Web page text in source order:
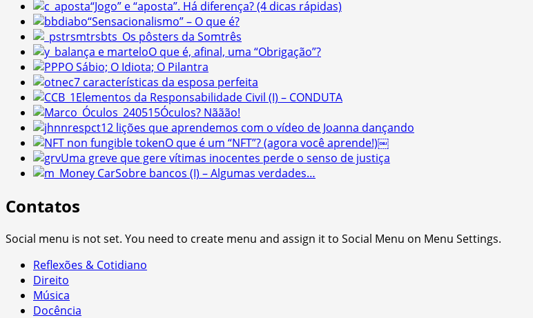
“Jogo” e “aposta”. Há diferença? (4 dicas rápidas)
“Sensacionalismo” – O que é?
Os pôsters da Somtrês
O que é, afinal, uma “Obrigação”?
O Sábio; O Idiota; O Pilantra
7 características da esposa perfeita
Elementos da Responsabilidade Civil (I) – CONDUTA
Óculos? Nããão!
12 lições que aprendemos com o vídeo de Joanna dançando
O que é um “NFT”? (agora você aprende!)￼
Uma greve que gere vítimas inocentes perde o senso de justiça
Sobre bancos (I) – Algumas verdades…
Contatos
Social menu is not set. You need to create menu and assign it to Social Menu on Menu Settings.
Reflexões & Cotidiano
Direito
Música
Docência